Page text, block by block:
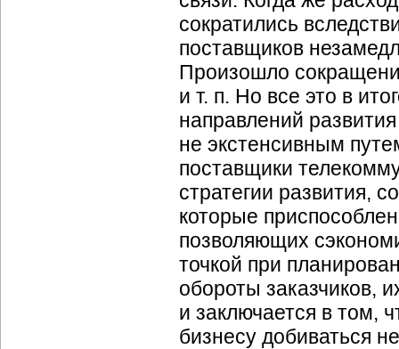
сократились
поставщиков
Произошло
и т. п. Но все это в
направлений
не экстенсивным
поставщики
стратегии развития,
которые
позволяющих
точкой при
обороты заказчиков,
и заключается в том,
бизнесу добиваться